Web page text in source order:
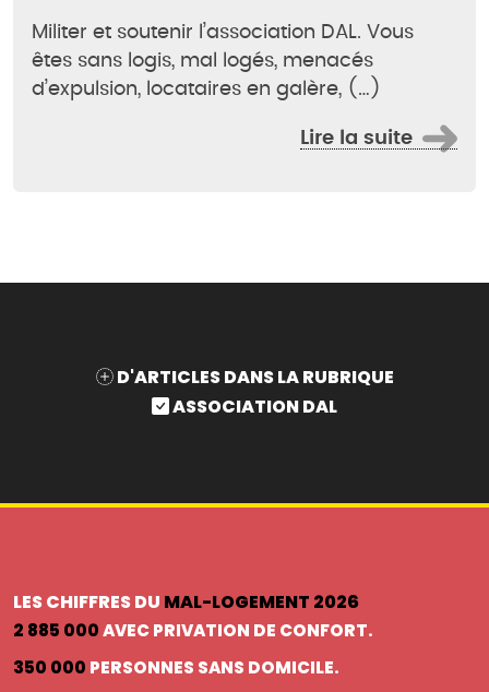
Militer et soutenir l’association DAL. Vous
êtes sans logis, mal logés, menacés
d’expulsion, locataires en galère, (…)
Lire la suite
D'ARTICLES DANS LA RUBRIQUE
ASSOCIATION DAL
LES CHIFFRES DU MAL-LOGEMENT 2026
2 885 000AVEC PRIVATION DE CONFORT.
350 000 PERSONNES SANS DOMICILE.